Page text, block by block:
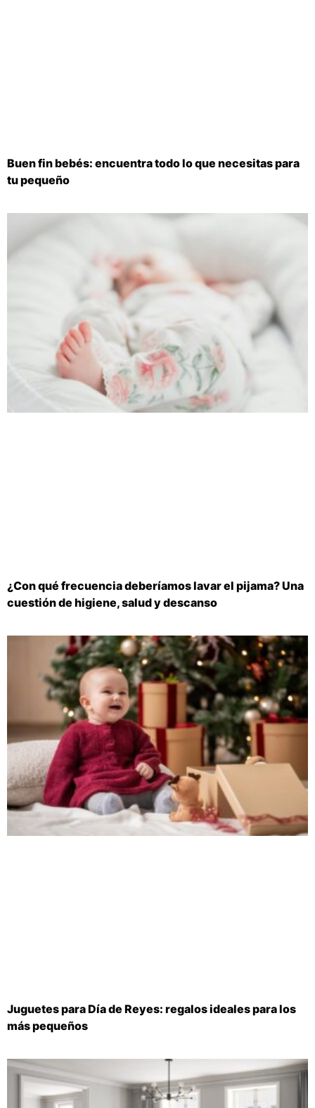
Buen fin bebés: encuentra todo lo que necesitas para
tu pequeño
¿Con qué frecuencia deberíamos lavar el pijama? Una
cuestión de higiene, salud y descanso
Juguetes para Día de Reyes: regalos ideales para los
más pequeños